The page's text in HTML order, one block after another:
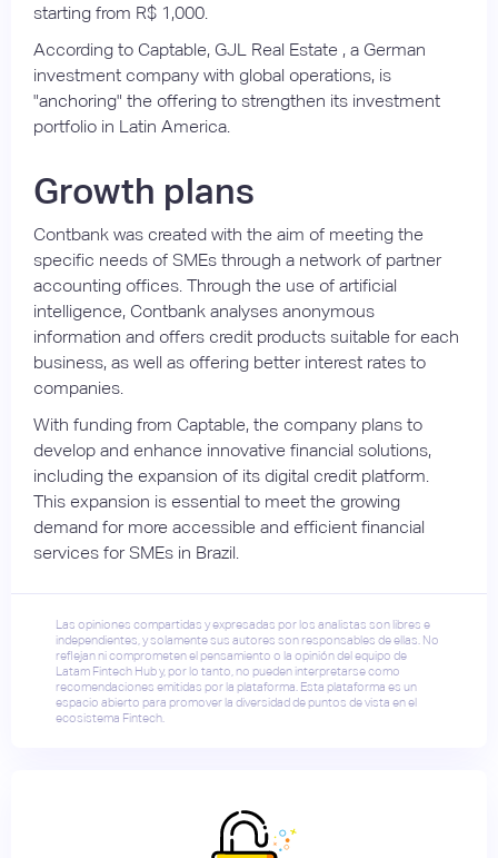
starting from R$ 1,000.
According to Captable, GJL Real Estate , a German
investment company with global operations, is
"anchoring" the offering to strengthen its investment
portfolio in Latin America.
Growth plans
Contbank was created with the aim of meeting the
specific needs of SMEs through a network of partner
accounting offices. Through the use of artificial
intelligence, Contbank analyses anonymous
information and offers credit products suitable for each
business, as well as offering better interest rates to
companies.
With funding from Captable, the company plans to
develop and enhance innovative financial solutions,
including the expansion of its digital credit platform.
This expansion is essential to meet the growing
demand for more accessible and efficient financial
services for SMEs in Brazil.
Las opiniones compartidas y expresadas por los analistas son libres e
independientes, y solamente sus autores son responsables de ellas. No
reflejan ni comprometen el pensamiento o la opinión del equipo de
Latam Fintech Hub y, por lo tanto, no pueden interpretarse como
recomendaciones emitidas por la plataforma. Esta plataforma es un
espacio abierto para promover la diversidad de puntos de vista en el
ecosistema Fintech.